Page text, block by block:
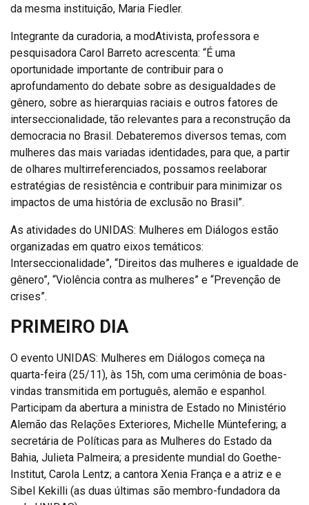
da mesma instituição, Maria Fiedler.
Integrante da curadoria, a modAtivista, professora e
pesquisadora Carol Barreto acrescenta: “É uma
oportunidade importante de contribuir para o
aprofundamento do debate sobre as desigualdades de
gênero, sobre as hierarquias raciais e outros fatores de
interseccionalidade, tão relevantes para a reconstrução da
democracia no Brasil. Debateremos diversos temas, com
mulheres das mais variadas identidades, para que, a partir
de olhares multirreferenciados, possamos reelaborar
estratégias de resistência e contribuir para minimizar os
impactos de uma história de exclusão no Brasil”.
As atividades do UNIDAS: Mulheres em Diálogos estão
organizadas em quatro eixos temáticos:
Interseccionalidade”, “Direitos das mulheres e igualdade de
gênero”, “Violência contra as mulheres” e “Prevenção de
crises”.
PRIMEIRO DIA
O evento UNIDAS: Mulheres em Diálogos começa na
quarta-feira (25/11), às 15h, com uma cerimônia de boas-
vindas transmitida em português, alemão e espanhol.
Participam da abertura a ministra de Estado no Ministério
Alemão das Relações Exteriores, Michelle Müntefering; a
secretária de Políticas para as Mulheres do Estado da
Bahia, Julieta Palmeira; a presidente mundial do Goethe-
Institut, Carola Lentz; a cantora Xenia França e a atriz e e
Sibel Kekilli (as duas últimas são membro-fundadora da